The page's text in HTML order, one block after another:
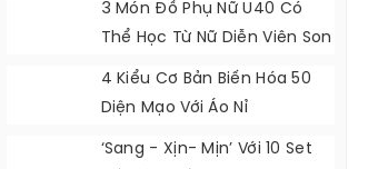
3 Món Đồ Phụ Nữ U40 Có
Thể Học Từ Nữ Diễn Viên Son
Ye Jin
4 Kiểu Cơ Bản Biến Hóa 50
Diện Mạo Với Áo Nỉ
‘Sang - Xịn- Mịn’ Với 10 Set